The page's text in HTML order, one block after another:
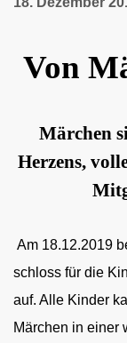
Von
Märchen
Herzens,
Am 18.12.2019
schloss für die
auf. Alle Kinder
Märchen in einer